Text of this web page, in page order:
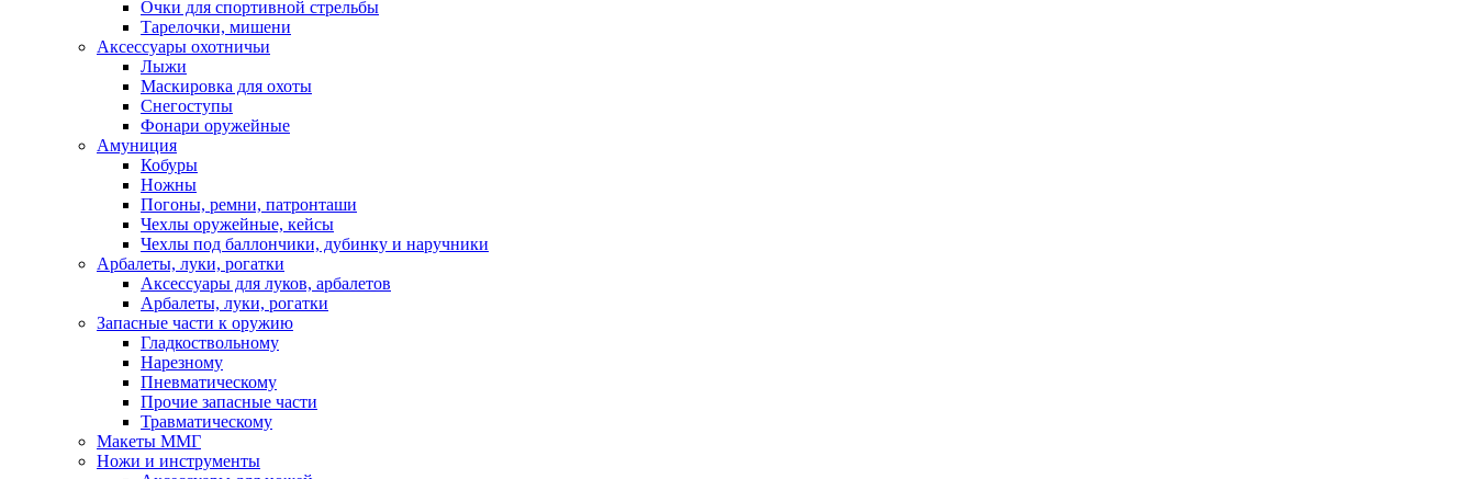
Очки для спортивной стрельбы
Тарелочки, мишени
Аксессуары охотничьи
Лыжи
Маскировка для охоты
Снегоступы
Фонари оружейные
Амуниция
Кобуры
Ножны
Погоны, ремни, патронташи
Чехлы оружейные, кейсы
Чехлы под баллончики, дубинку и наручники
Арбалеты, луки, рогатки
Аксессуары для луков, арбалетов
Арбалеты, луки, рогатки
Запасные части к оружию
Гладкоствольному
Нарезному
Пневматическому
Прочие запасные части
Травматическому
Макеты ММГ
Ножи и инструменты